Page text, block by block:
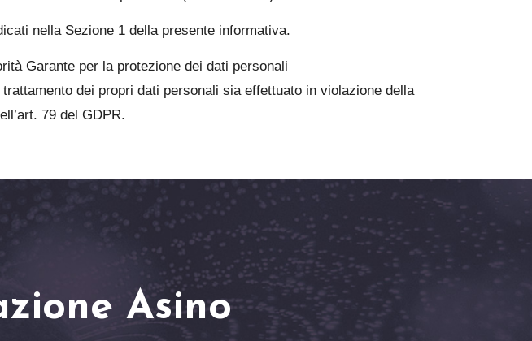
nella Sezione 1 della presente informativa.
Garante per la protezione dei dati personali
dei propri dati personali sia effettuato in violazione della
79 del GDPR.
Asino